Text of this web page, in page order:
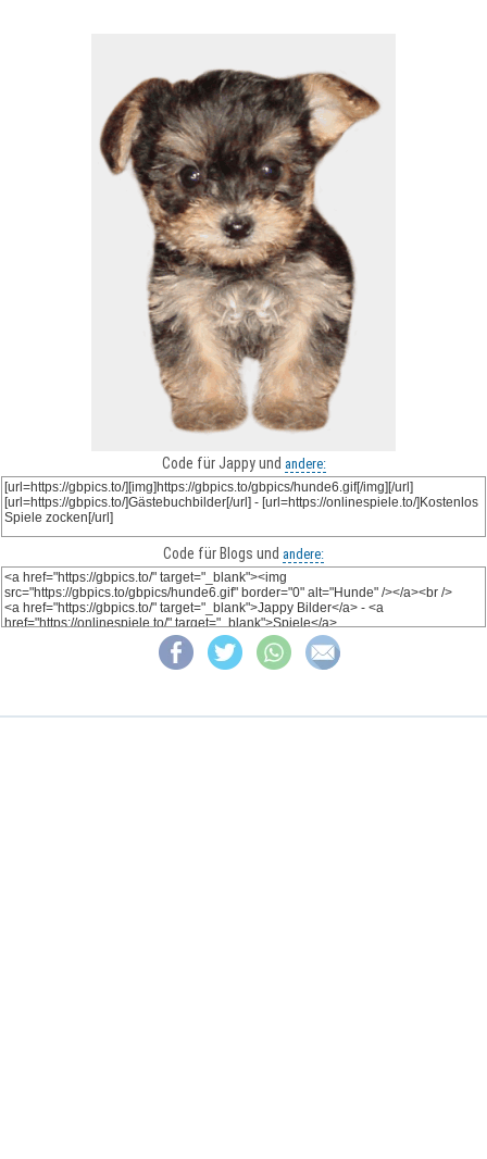
Code für Jappy und andere:
Code für Blogs und andere: